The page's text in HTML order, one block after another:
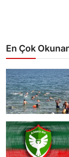
En Çok